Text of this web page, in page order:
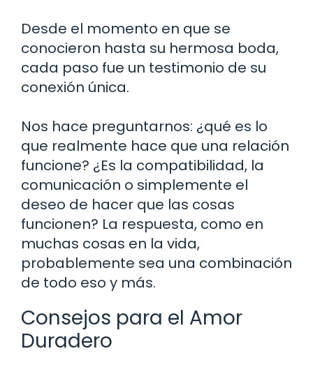
Desde el momento en que se
conocieron hasta su hermosa boda,
cada paso fue un testimonio de su
conexión única.
Nos hace preguntarnos: ¿qué es lo
que realmente hace que una relación
funcione? ¿Es la compatibilidad, la
comunicación o simplemente el
deseo de hacer que las cosas
funcionen? La respuesta, como en
muchas cosas en la vida,
probablemente sea una combinación
de todo eso y más.
Consejos para el Amor
Duradero